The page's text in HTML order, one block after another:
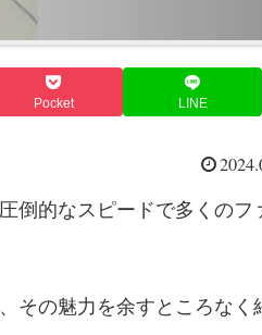
Pocket LINE
倒的なスピードで多くのフ
その魅力を余すところなく